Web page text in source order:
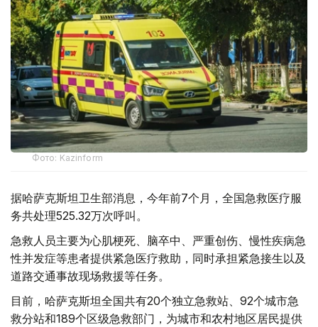
Фото: Kazinform
据哈萨克斯坦卫生部消息，今年前7个月，全国急救医疗服
务共处理525.32万次呼叫。
急救人员主要为心肌梗死、脑卒中、严重创伤、慢性疾病急
性并发症等患者提供紧急医疗救助，同时承担紧急接生以及
道路交通事故现场救援等任务。
目前，哈萨克斯坦全国共有20个独立急救站、92个城市急
救分站和189个区级急救部门，为城市和农村地区居民提供